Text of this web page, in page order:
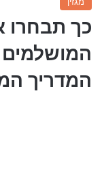
כך תבחרו
המושלמים
המדריך